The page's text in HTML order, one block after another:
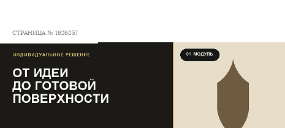
СТРАНИЦА № 1626857